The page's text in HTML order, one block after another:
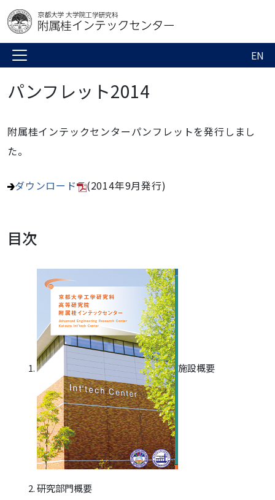
EN
パンフレット2014
附属桂インテックセンターパンフレットを発行しまし
た。
ダウンロード (2014年9月発行)
目次
施設概要
研究部門概要